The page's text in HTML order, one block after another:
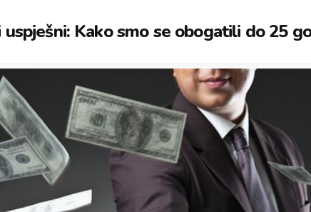
uspješni: Kako smo se obogatili do 25